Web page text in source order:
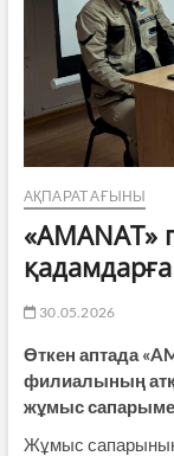
АҚПАРАТ АҒЫНЫ
«AMANAT»
қадамдарға
30.05.2026
Өткен аптада
филиалының
жұмыс
Жұмыс